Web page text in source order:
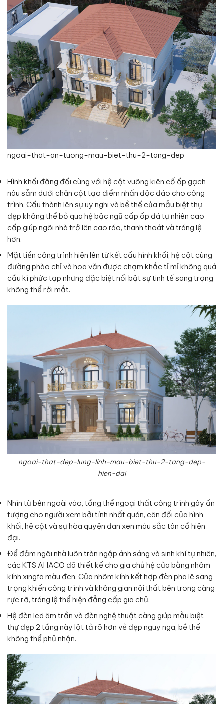
ngoai-that-an-tuong-mau-biet-thu-2-tang-dep
Hình khối đăng đối cùng với hệ cột vuông kiên cố ốp gạch
nâu sẫm dưới chân cột tạo điểm nhấn độc đáo cho công
trình. Cấu thành lên sự uy nghi và bề thế của mẫu biệt thự
đẹp không thể bỏ qua hệ bậc ngũ cấp ốp đá tự nhiên cao
cấp giúp ngôi nhà trở lên cao ráo, thanh thoát và tráng lệ
hơn.
Mặt tiền công trình hiện lên từ kết cấu hình khối, hệ cột cùng
đường phào chỉ và hoa văn được chạm khắc tỉ mỉ không quá
cầu kì phức tạp nhưng đặc biệt nổi bật sự tinh tế sang trọng
không thể rời mắt.
ngoai-that-dep-lung-linh-mau-biet-thu-2-tang-dep-
hien-dai
Nhìn từ bên ngoài vào, tổng thể ngoại thất công trình gây ấn
tượng cho người xem bởi tính nhất quán, cân đối của hình
khối, hệ cột và sự hòa quyện đan xen màu sắc tân cổ hiện
đại.
Để đảm ngôi nhà luôn tràn ngập ánh sáng và sinh khí tự nhiên,
các KTS AHACO đã thiết kế cho gia chủ hệ cửa bằng nhôm
kính xingfa màu đen. Cửa nhôm kính kết hợp đèn pha lê sang
trọng khiến công trình và không gian nội thất bên trong càng
rực rỡ, tráng lệ thể hiện đẳng cấp gia chủ.
Hệ đèn led âm trần và đèn nghệ thuật càng giúp mẫu biệt
thự đẹp 2 tầng này lột tả rõ hơn vẻ đẹp nguy nga, bề thế
không thể phủ nhận.